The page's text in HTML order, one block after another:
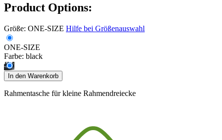
Product Options:
Größe: ONE-SIZE Hilfe bei Größenauswahl
ONE-SIZE
Farbe: black
In den Warenkorb
Rahmentasche für kleine Rahmendreiecke